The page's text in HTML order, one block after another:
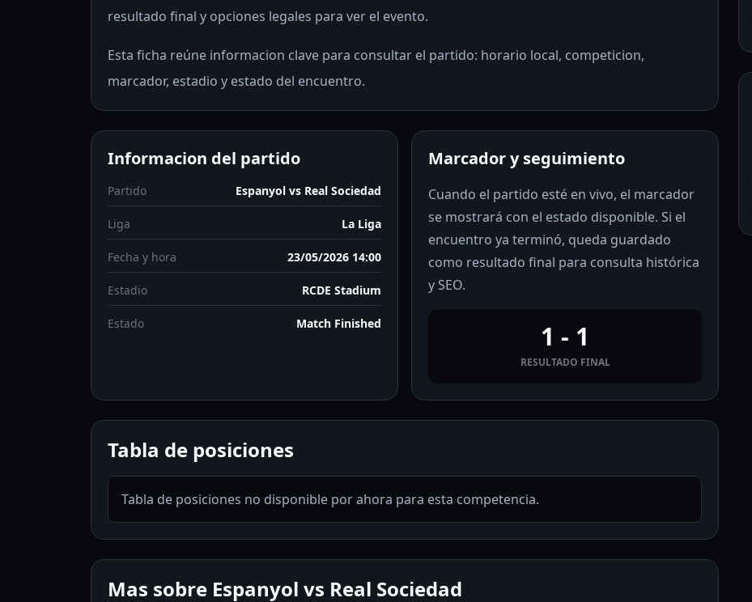
resultado final y opciones legales para ver el evento.
Esta ficha reúne informacion clave para consultar el partido: horario local, competicion,
marcador, estadio y estado del encuentro.
Informacion del partido
Partido Espanyol vs Real Sociedad
Liga La Liga
Fecha y hora 23/05/2026 14:00
Estadio RCDE Stadium
Estado Match Finished
Marcador y seguimiento
Cuando el partido esté en vivo, el marcador
se mostrará con el estado disponible. Si el
encuentro ya terminó, queda guardado
como resultado final para consulta histórica
y SEO.
1 - 1
RESULTADO FINAL
Tabla de posiciones
Tabla de posiciones no disponible por ahora para esta competencia.
Mas sobre Espanyol vs Real Sociedad